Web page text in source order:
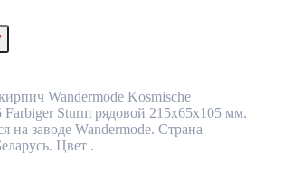
Wandermode Kosmische
Sturm рядовой 215x65x105 мм.
на заводе Wandermode. Страна
Цвет .